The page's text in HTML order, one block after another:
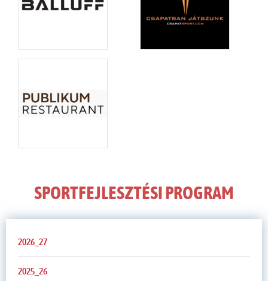
SPORTFEJLESZTÉSI PROGRAM
2026_27
2025_26